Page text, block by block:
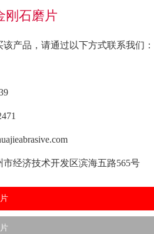
刚石磨片
产品，请通过以下方式联系我们：
经济技术开发区滨海五路565号